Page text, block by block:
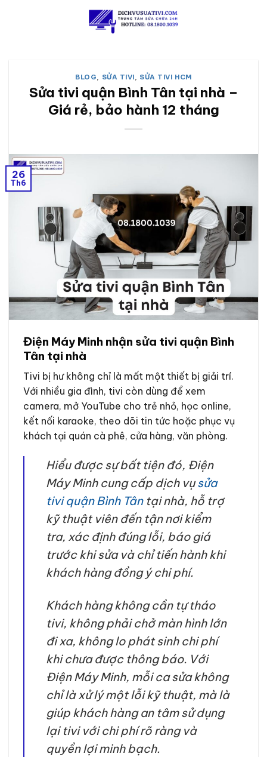
BLOG, SỬA TIVI, SỬA TIVI HCM
Sửa tivi quận Bình Tân tại nhà –
Giá rẻ, bảo hành 12 tháng
26
Th6
Điện Máy Minh nhận sửa tivi quận Bình
Tân tại nhà
Tivi bị hư không chỉ là mất một thiết bị giải trí.
Với nhiều gia đình, tivi còn dùng để xem
camera, mở YouTube cho trẻ nhỏ, học online,
kết nối karaoke, theo dõi tin tức hoặc phục vụ
khách tại quán cà phê, cửa hàng, văn phòng.
Hiểu được sự bất tiện đó, Điện
Máy Minh cung cấp dịch vụsửa
tivi quận Bình Tântại nhà, hỗ trợ
kỹ thuật viên đến tận nơi kiểm
tra, xác định đúng lỗi, báo giá
trước khi sửa và chỉ tiến hành khi
khách hàng đồng ý chi phí.
Khách hàng không cần tự tháo
tivi, không phải chở màn hình lớn
đi xa, không lo phát sinh chi phí
khi chưa được thông báo. Với
Điện Máy Minh, mỗi ca sửa không
chỉ là xử lý một lỗi kỹ thuật, mà là
giúp khách hàng an tâm sử dụng
lại tivi với chi phí rõ ràng và
quyền lợi minh bạch.